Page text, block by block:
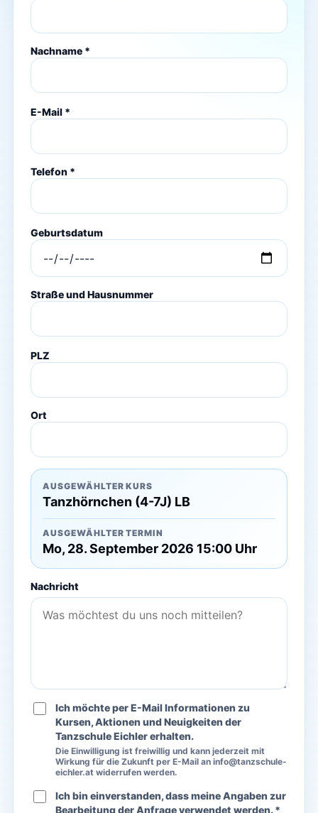
Nachname *
E-Mail *
Telefon *
Geburtsdatum
Straße und Hausnummer
PLZ
Ort
AUSGEWÄHLTER KURS
Tanzhörnchen (4-7J) LB
AUSGEWÄHLTER TERMIN
Mo, 28. September 2026 15:00 Uhr
Nachricht
Ich möchte per E-Mail Informationen zu
Kursen, Aktionen und Neuigkeiten der
Tanzschule Eichler erhalten.
Die Einwilligung ist freiwillig und kann jederzeit mit
Wirkung für die Zukunft per E-Mail an info@tanzschule-
eichler.at widerrufen werden.
Ich bin einverstanden, dass meine Angaben zur
Bearbeitung der Anfrage verwendet werden. *